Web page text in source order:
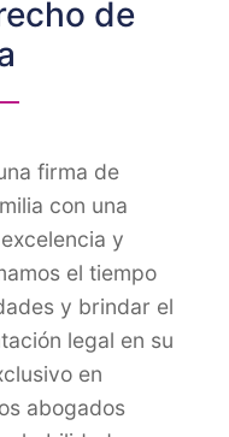
de
firma de
con una
y
el tiempo
y brindar el
legal en su
en
abogados